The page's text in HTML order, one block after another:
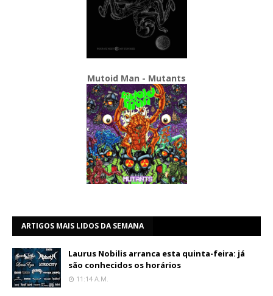
Mutoid Man - Mutants
ARTIGOS MAIS LIDOS DA SEMANA
Laurus Nobilis arranca esta quinta-feira: já
são conhecidos os horários
11:14 A.m.